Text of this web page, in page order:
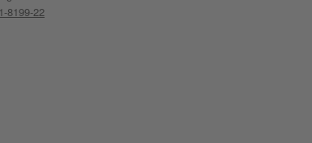
8199-22